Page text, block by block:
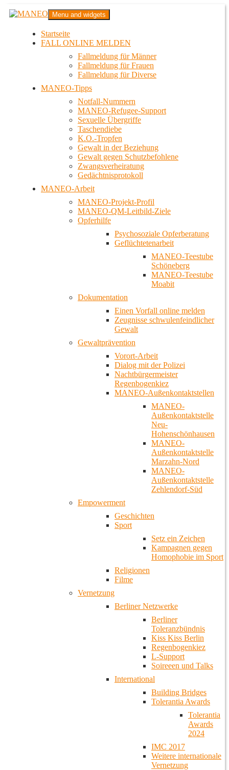
Zum
InhaltMANEO
Das schwule Anti-Gewalt-Projekt in Berlin
Menu and widgets
Startseite
FALL ONLINE MELDEN
Fallmeldung für Männer
Fallmeldung für Frauen
Fallmeldung für Diverse
MANEO-Tipps
Notfall-Nummern
MANEO-Refugee-Support
Sexuelle Übergriffe
Taschendiebe
K.O.-Tropfen
Gewalt in der Beziehung
Gewalt gegen Schutzbefohlene
Zwangsverheiratung
Gedächtnisprotokoll
MANEO-Arbeit
MANEO-Projekt-Profil
MANEO-QM-Leitbild-Ziele
Opferhilfe
Psychosoziale Opferberatung
Geflüchtetenarbeit
MANEO-Teestube
Schöneberg
MANEO-Teestube
Moabit
Dokumentation
Einen Vorfall online melden
Zeugnisse schwulenfeindlicher
Gewalt
Gewaltprävention
Vorort-Arbeit
Dialog mit der Polizei
Nachtbürgermeister
Regenbogenkiez
MANEO-Außenkontaktstellen
MANEO-
Außenkontaktstelle
Neu-
Hohenschönhausen
MANEO-
Außenkontaktstelle
Marzahn-Nord
MANEO-
Außenkontaktstelle
Zehlendorf-Süd
Empowerment
Geschichten
Sport
Setz ein Zeichen
Kampagnen gegen
Homophobie im Sport
Religionen
Filme
Vernetzung
Berliner Netzwerke
Berliner
Toleranzbündnis
Kiss Kiss Berlin
Regenbogenkiez
L-Support
Soireeen und Talks
International
Building Bridges
Tolerantia Awards
Tolerantia
Awards
2024
IMC 2017
Weitere internationale
Vernetzung